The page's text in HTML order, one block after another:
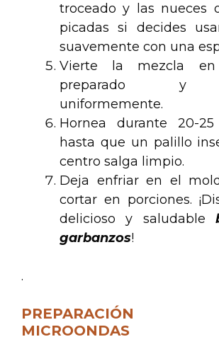
troceado y las nueces
picadas si decides
suavemente con una
Vierte la mezcla
preparado y
uniformemente.
Hornea durante 20-
hasta que un palillo
centro salga limpio.
Deja enfriar en el
cortar en porciones.
delicioso y saludable
garbanzos!
.
PREPARACIÓN
MICROONDAS